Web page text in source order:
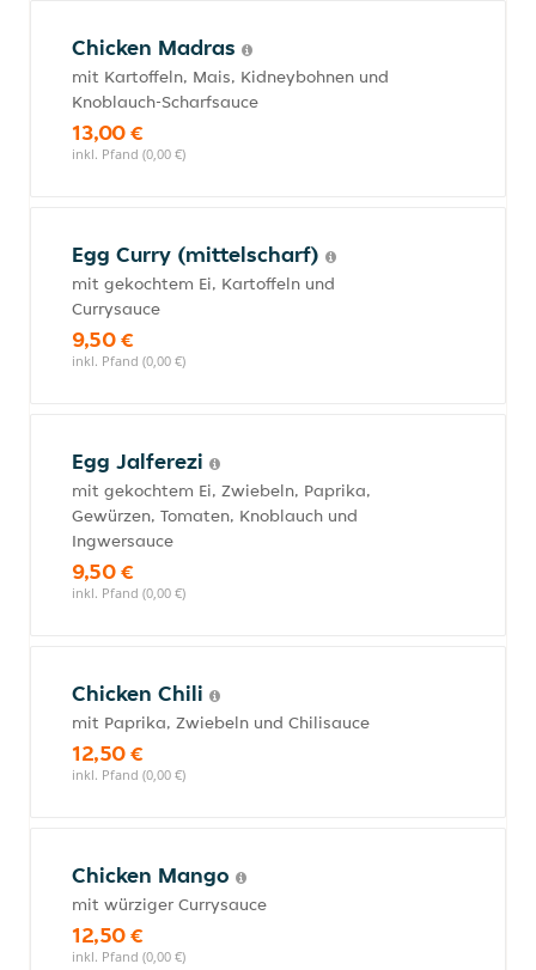
Chicken Madras
mit Kartoffeln, Mais, Kidneybohnen und
Knoblauch-Scharfsauce
13,00 €
inkl. Pfand (0,00 €)
Egg Curry (mittelscharf)
mit gekochtem Ei, Kartoffeln und
Currysauce
9,50 €
inkl. Pfand (0,00 €)
Egg Jalferezi
mit gekochtem Ei, Zwiebeln, Paprika,
Gewürzen, Tomaten, Knoblauch und
Ingwersauce
9,50 €
inkl. Pfand (0,00 €)
Chicken Chili
mit Paprika, Zwiebeln und Chilisauce
12,50 €
inkl. Pfand (0,00 €)
Chicken Mango
mit würziger Currysauce
12,50 €
inkl. Pfand (0,00 €)